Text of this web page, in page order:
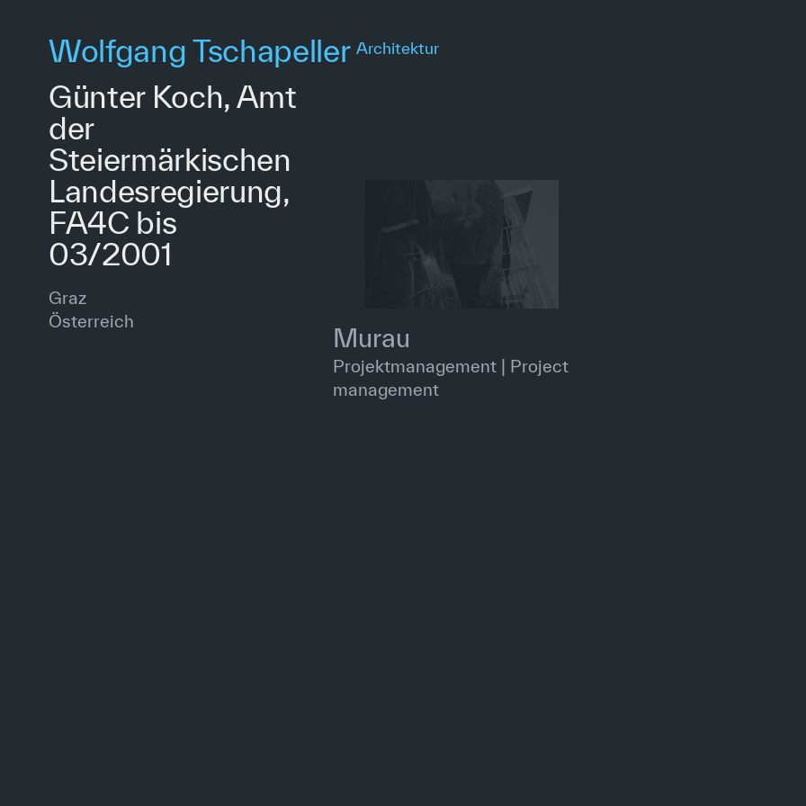
content
Wolfgang TschapellerArchitektur
Günter Koch, Amt
der
Steiermärkischen
Landesregierung,
FA4C bis
03/2001
Graz
Österreich
Murau
Projektmanagement | Project
management